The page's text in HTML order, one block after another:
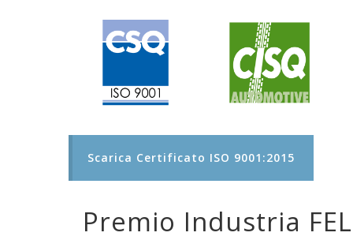
Scarica Certificato ISO 9001:2015
Premio Industria